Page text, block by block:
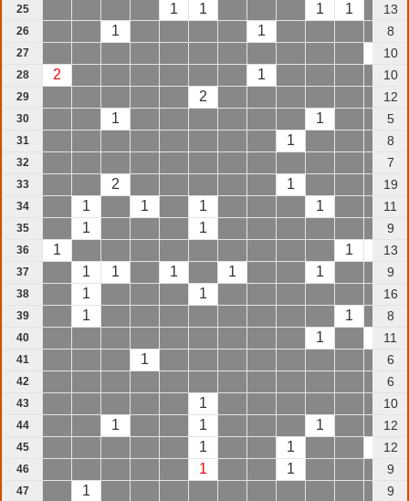
25 1 1 1 1 13
26 1 1 8
27 10
28 2 1 10
29 2 12
30 1 1 5
31 1 8
32 7
33 2 1 19
34 1 1 1 1 11
35 1 1 9
36 1 1 13
37 1 1 1 1 1 9
38 1 1 16
39 1 1 8
40 1 11
41 1 6
42 6
43 1 10
44 1 1 1 12
45 1 1 12
46 1 1 9
47 1 9